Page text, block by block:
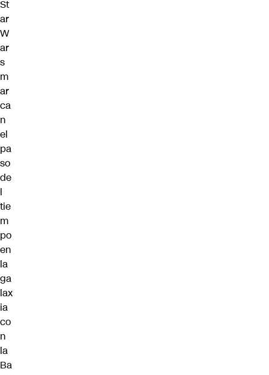
St
ar
W
ar
s
m
ar
ca
n
el
pa
so
de
l
tie
m
po
en
la
ga
lax
ia
co
n
la
Ba